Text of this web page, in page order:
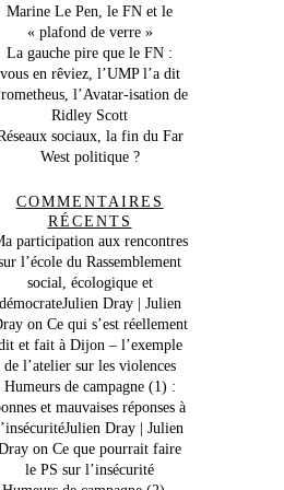
Marine Le Pen, le FN et le
« plafond de verre »
La gauche pire que le FN :
vous en rêviez, l’UMP l’a dit
l’Avatar-isation de
Ridley Scott
sociaux, la fin du Far
West politique ?
COMMENTAIRES
RÉCENTS
participation aux rencontres
l’école du Rassemblement
social, écologique et
démocrateJulien Dray | Julien
on Ce qui s’est réellement
et fait à Dijon – l’exemple
de l’atelier sur les violences
Humeurs de campagne (1) :
et mauvaises réponses à
Dray | Julien
on Ce que pourrait faire
le PS sur l’insécurité